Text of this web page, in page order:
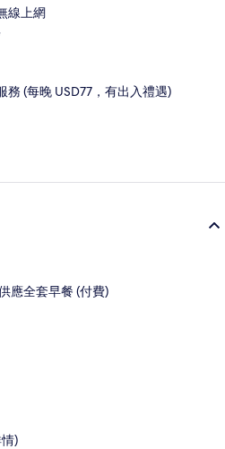
線上網
務 (每晚 USD77，有出入禮遇)
應全套早餐 (付費)
)